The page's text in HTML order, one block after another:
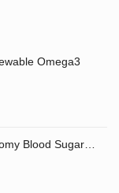
Omega3
Sản phẩm hạ đường huyết Atomy Blood Sugar Cut Bitter Melon chiết xuất mướp đắng hộp 60 gói